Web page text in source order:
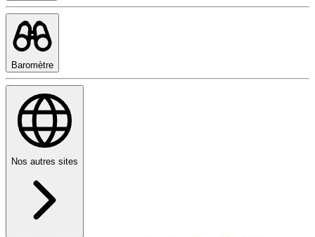
Baromètre
Nos autres sites